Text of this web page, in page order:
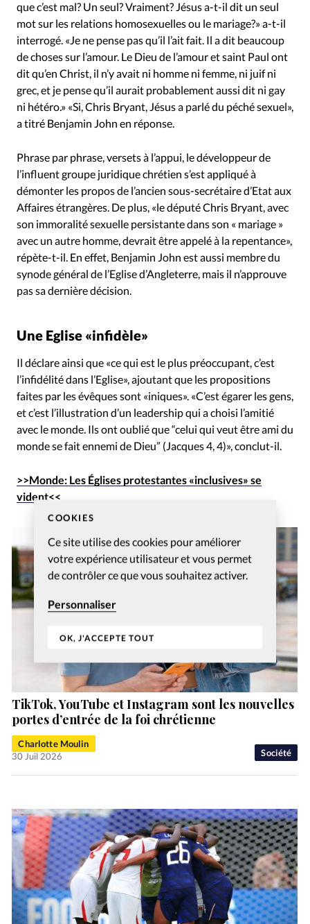
COOKIES
Ce site utilise des cookies pour améliorer
votre expérience utilisateur et vous permet
de contrôler ce que vous souhaitez activer.
Personnaliser
OK, J'ACCEPTE TOUT
que c’est mal? Un seul? Vraiment? Jésus a-t-il dit un seul
mot sur les relations homosexuelles ou le mariage?» a-t-il
interrogé. «Je ne pense pas qu’il l’ait fait. Il a dit beaucoup
de choses sur l’amour. Le Dieu de l’amour et saint Paul ont
dit qu’en Christ, il n’y avait ni homme ni femme, ni juif ni
grec, et je pense qu’il aurait probablement aussi dit ni gay
ni hétéro.» «Si, Chris Bryant, Jésus a parlé du péché sexuel»,
a titré Benjamin John en réponse.
Phrase par phrase, versets à l’appui, le développeur de
l’influent groupe juridique chrétien s’est appliqué à
démonter les propos de l’ancien sous-secrétaire d’Etat aux
Affaires étrangères. De plus, «le député Chris Bryant, avec
son immoralité sexuelle persistante dans son « mariage »
avec un autre homme, devrait être appelé à la repentance»,
répète-t-il. En effet, Benjamin John est aussi membre du
synode général de l’Eglise d’Angleterre, mais il n’approuve
pas sa dernière décision.
Une Eglise «infidèle»
Il déclare ainsi que «ce qui est le plus préoccupant, c’est
l’infidélité dans l’Eglise», ajoutant que les propositions
faites par les évêques sont «iniques». «C’est égarer les gens,
et c’est l’illustration d’un leadership qui a choisi l’amitié
avec le monde. Ils ont oublié que “celui qui veut être ami du
monde se fait ennemi de Dieu” (Jacques 4, 4)», conclut-il.
>>Monde: Les Églises protestantes «inclusives» se
vident<<
Société
TikTok, YouTube et Instagram sont les nouvelles
portes d’entrée de la foi chrétienne
Charlotte Moulin
30 Juil 2026